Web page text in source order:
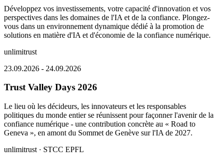
Développez vos investissements, votre capacité d'innovation et vos
perspectives dans les domaines de l'IA et de la confiance. Plongez-
vous dans un environnement dynamique dédié à la promotion de
solutions en matière d'IA et d'économie de la confiance numérique.
unlimitrust
23.09.2026 - 24.09.2026
Trust Valley Days 2026
Le lieu où les décideurs, les innovateurs et les responsables
politiques du monde entier se réunissent pour façonner l'avenir de la
confiance numérique - une contribution concrète au « Road to
Geneva », en amont du Sommet de Genève sur l'IA de 2027.
unlimitrust · STCC EPFL